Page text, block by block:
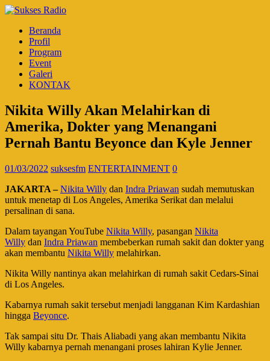
Beranda
Profil
Program
Event
Galeri
KONTAK
Nikita Willy Akan Melahirkan di
Amerika, Dokter yang Menangani
Pernah Bantu Beyonce dan Kyle Jenner
01/03/2022 suksesfm ENTERTAINMENT 0
JAKARTA – Nikita Willy dan Indra Priawan sudah memutuskan
untuk menetap di Los Angeles, Amerika Serikat dan melalui
persalinan di sana.
Dalam tayangan YouTube Nikita Willy, pasangan Nikita
Willy dan Indra Priawan membeberkan rumah sakit dan dokter yang
akan membantu Nikita Willy melahirkan.
Nikita Willy nantinya akan melahirkan di rumah sakit Cedars-Sinai
di Los Angeles.
Kabarnya rumah sakit tersebut menjadi langganan Kim Kardashian
hingga Beyonce.
Tak sampai situ Dr. Thais Aliabadi yang akan membantu Nikita
Willy kabarnya pernah menangani proses lahiran Kylie Jenner.